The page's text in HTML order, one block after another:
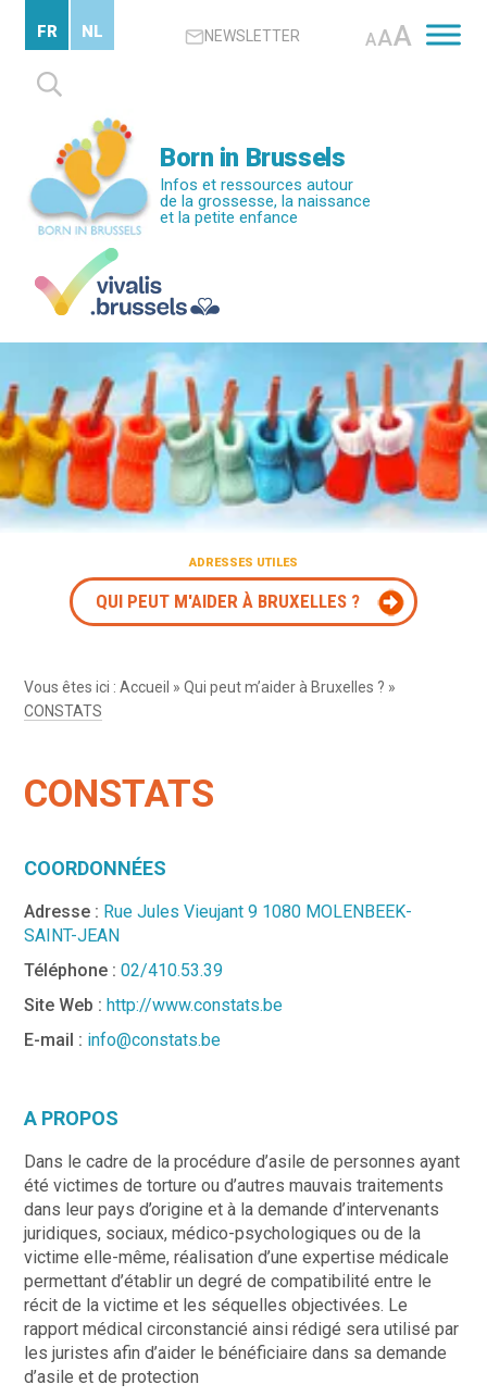
contenu
principal
NEWSLETTER AAA
Rechercher :
FR NL
Born in Brussels
Infos et ressources autour
de la grossesse, la naissance
et la petite enfance
ADRESSES UTILES
QUI PEUT M'AIDER À BRUXELLES ?
Vous êtes ici :Accueil »Qui peut m’aider à Bruxelles ? »
CONSTATS
CONSTATS
COORDONNÉES
Adresse : Rue Jules Vieujant 9 1080 MOLENBEEK-
SAINT-JEAN
Téléphone :02/410.53.39
Site Web : http://www.constats.be
E-mail : info@constats.be
A PROPOS
Dans le cadre de la procédure d’asile de personnes ayant
été victimes de torture ou d’autres mauvais traitements
dans leur pays d’origine et à la demande d’intervenants
juridiques, sociaux, médico-psychologiques ou de la
victime elle-même, réalisation d’une expertise médicale
permettant d’établir un degré de compatibilité entre le
récit de la victime et les séquelles objectivées. Le
rapport médical circonstancié ainsi rédigé sera utilisé par
les juristes afin d’aider le bénéficiaire dans sa demande
d’asile et de protection